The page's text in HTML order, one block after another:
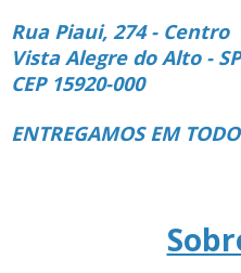
Rua Piaui, 274 - Centro
Vista Alegre do Alto - SP
CEP 15920-000
ENTREGAMOS EM